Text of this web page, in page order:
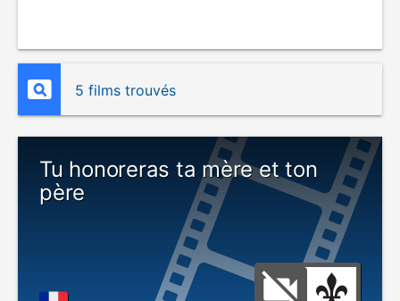
5 films trouvés
Tu honoreras ta mère et ton
père